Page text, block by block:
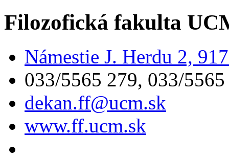
Filozofická fakulta
Námestie J. Herdu 2,
033/5565 279, 033/
dekan.ff@ucm.sk
www.ff.ucm.sk